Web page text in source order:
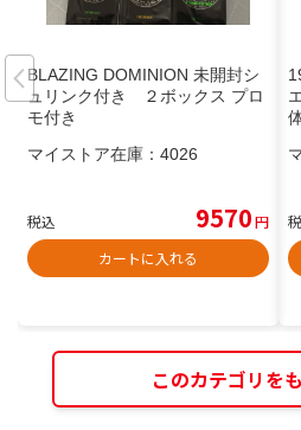
BLAZING DOMINION 未開封シ
ュリンク付き ２ボックス プロ
モ付き
マイストア在庫： 4026
税込 9570円
カートに入れる
このカテゴリを